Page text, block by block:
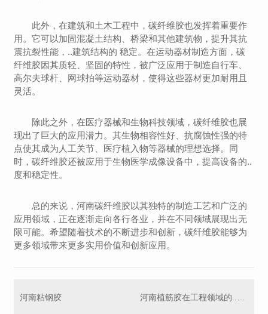
此外，在建筑和土木工程中，碳纤维胶也发挥着重要作
用。它可以加固混凝土结构、桥梁和其他建筑物，提升其抗
震抗裂性能，..建筑结构的 稳定。在运动器材制造方面，碳
纤维胶因其质轻、坚固的特性，被广泛应用于制造自行车、
高尔夫球杆、网球拍等运动器材，使得这些器材更加耐用且
灵活。
除此之外，在医疗器械和生物科技领域，碳纤维胶也展
现出了巨大的应用潜力。其生物相容性好、抗腐蚀性强的特
点使其成为人工关节、医疗植入物等器械的理想选择。同
时，碳纤维胶还被应用于生物医学成像设备中，提高设备的..
度和稳定性。
总的来说，河南碳纤维胶以其独特的制造工艺和广泛的
应用领域，正在逐渐走向各行各业，并在不同领域展现出无
限可能。希望随着技术的不断进步和创新，碳纤维胶能够为
更多领域带来更多实用价值和创新应用。
河南粘钢胶